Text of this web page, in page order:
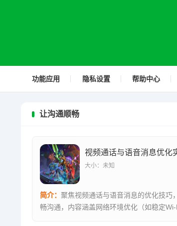
功能应用 隐私设置 帮助中心
让沟通顺畅
大小：未知
简介： 聚焦视频通话与语音消息的优化技巧
畅沟通，内容涵盖网络环境优化（如稳定